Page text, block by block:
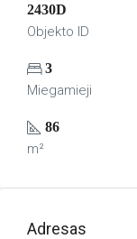
2430D
Objekto ID
3
Miegamieji
86
m²
Adresas